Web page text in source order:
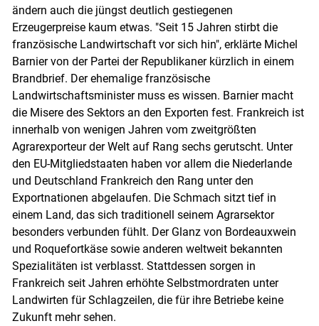
ändern auch die jüngst deutlich gestiegenen
Erzeugerpreise kaum etwas. "Seit 15 Jahren stirbt die
französische Landwirtschaft vor sich hin", erklärte Michel
Barnier von der Partei der Republikaner kürzlich in einem
Brandbrief. Der ehemalige französische
Landwirtschaftsminister muss es wissen. Barnier macht
die Misere des Sektors an den Exporten fest. Frankreich ist
innerhalb von wenigen Jahren vom zweitgrößten
Agrarexporteur der Welt auf Rang sechs gerutscht. Unter
den EU-Mitgliedstaaten haben vor allem die Niederlande
und Deutschland Frankreich den Rang unter den
Exportnationen abgelaufen. Die Schmach sitzt tief in
einem Land, das sich traditionell seinem Agrarsektor
besonders verbunden fühlt. Der Glanz von Bordeauxwein
und Roquefortkäse sowie anderen weltweit bekannten
Spezialitäten ist verblasst. Stattdessen sorgen in
Frankreich seit Jahren erhöhte Selbstmordraten unter
Landwirten für Schlagzeilen, die für ihre Betriebe keine
Zukunft mehr sehen.